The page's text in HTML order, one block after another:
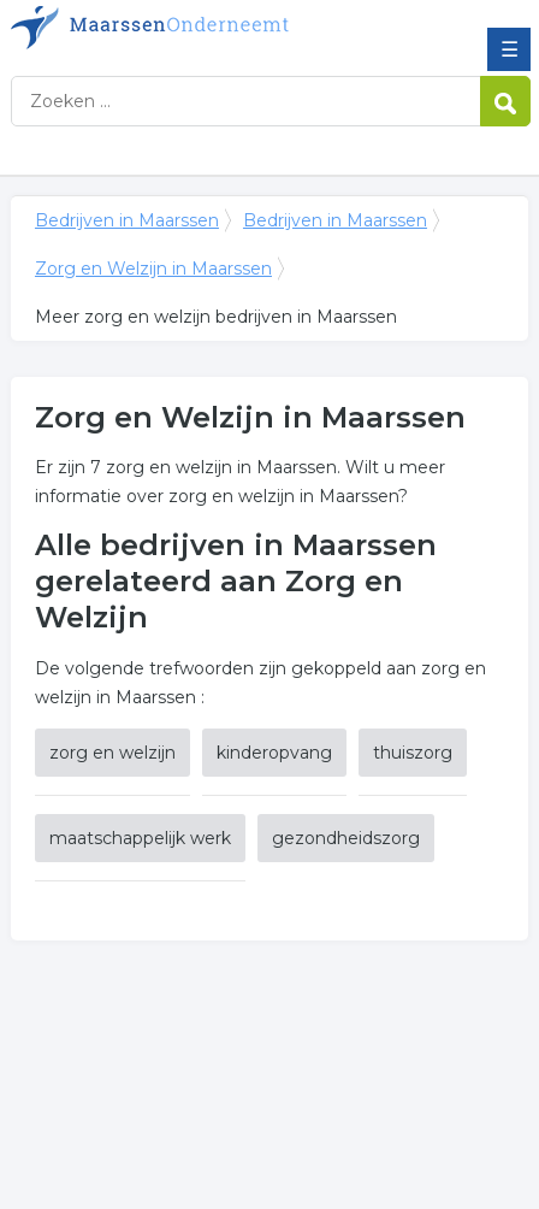
☰
Bedrijven in Maarssen Bedrijven in Maarssen
Zorg en Welzijn in Maarssen
Meer zorg en welzijn bedrijven in Maarssen
Zorg en Welzijn in Maarssen
Er zijn 7 zorg en welzijn in Maarssen. Wilt u meer
informatie over zorg en welzijn in Maarssen?
Alle bedrijven in Maarssen
gerelateerd aan Zorg en
Welzijn
De volgende trefwoorden zijn gekoppeld aan zorg en
welzijn in Maarssen :
zorg en welzijn kinderopvang thuiszorg
maatschappelijk werk gezondheidszorg